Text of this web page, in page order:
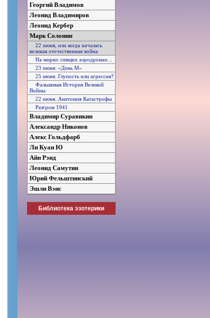
Георгий Владимов
Леонид Владимиров
Леонид Кербер
Марк Солонин
22 июня, или когда началась
великая отечественная война
На мирно спящих аэродромах...
23 июня: «День М»
25 июня. Глупость или агрессия?
Фальшивая История Великой
Войны
22 июня. Анатомия Катастрофы
Разгром 1941
Владимир Суравикин
Александр Никонов
Алекс Гольдфарб
Ли Куан Ю
Айн Рэнд
Леонид Самутин
Юрий Фельштинский
Эшли Вэнс
Библиотека эзотерики